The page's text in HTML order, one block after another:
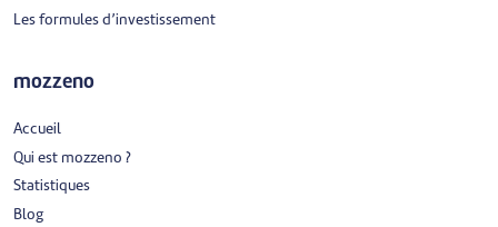
Les formules d’investissement
mozzeno
Accueil
Qui est mozzeno ?
Statistiques
Blog